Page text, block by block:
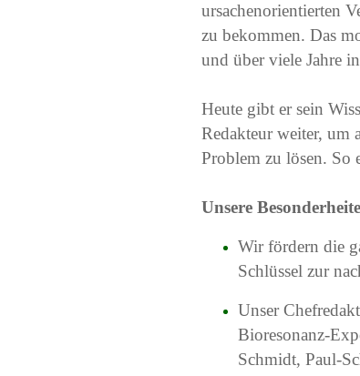
ursachenorientierten
zu bekommen. Das
und über viele Jahre
Heute gibt er sein
Redakteur weiter, um
Problem zu lösen. So
Unsere
Wir fördern die
Schlüssel zur
Unser
Bioresonanz-
Schmidt, Paul-